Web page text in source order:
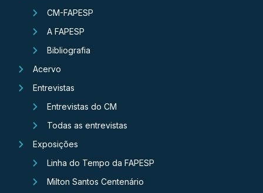
CM-FAPESP
A FAPESP
Bibliografia
Acervo
Entrevistas
Entrevistas do CM
Todas as entrevistas
Exposições
Linha do Tempo da FAPESP
Milton Santos Centenário